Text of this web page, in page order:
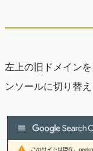
左上の旧ドメイン
ンソールに切り替